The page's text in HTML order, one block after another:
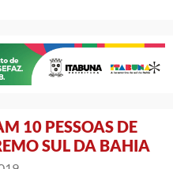
10 PESSOAS DE
SUL DA BAHIA